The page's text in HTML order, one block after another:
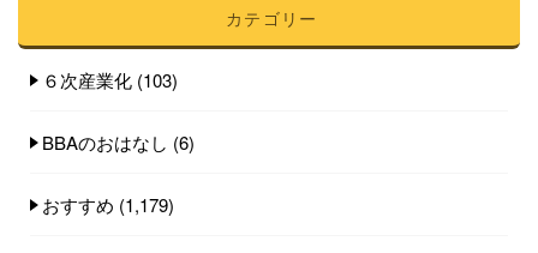
カテゴリー
６次産業化 (103)
BBAのおはなし (6)
おすすめ (1,179)